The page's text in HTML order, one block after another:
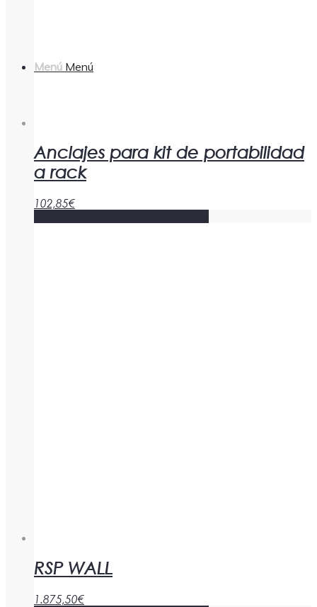
Menú Menú
Anclajes para kit de portabilidad
a rack
102,85€
RSP WALL
1.875,50€